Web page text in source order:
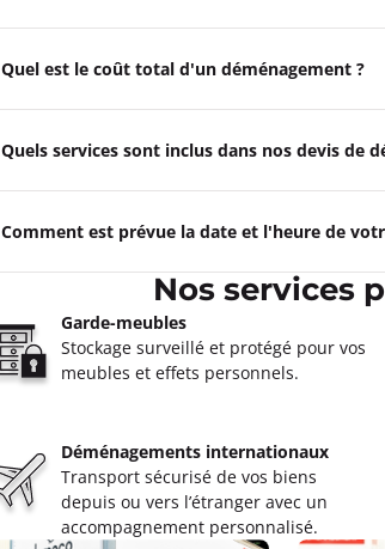
Quel est le coût total d'un déménagement ?
Quels services sont inclus dans nos devis de
Comment est prévue la date et l'heure de
Nos services
Garde-meubles
Stockage surveillé et protégé pour vos
meubles et effets personnels.
Déménagements internationaux
Transport sécurisé de vos biens
depuis ou vers l’étranger avec un
accompagnement personnalisé.